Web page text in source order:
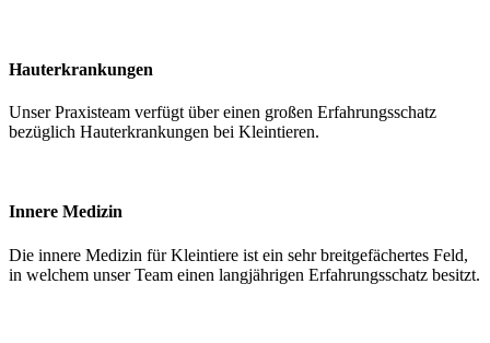
Hauterkrankungen
Unser Praxisteam verfügt über einen großen Erfahrungsschatz
bezüglich Hauterkrankungen bei Kleintieren.
Innere Medizin
Die innere Medizin für Kleintiere ist ein sehr breitgefächertes Feld,
in welchem unser Team einen langjährigen Erfahrungsschatz besitzt.